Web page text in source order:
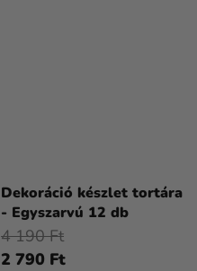
Dekoráció készlet tortára
- Egyszarvú 12 db
2 790 Ft
4 190 Ft